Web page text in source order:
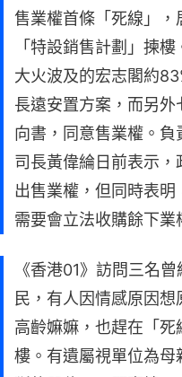
售業權首條「死線」
「特設銷售計劃」揀
大火波及的宏志閣約
長遠安置方案，而另
向書，同意售業權。負
司長黃偉綸日前表示
出售業權，但同時表
需要會立法收購餘下業
《香港01》訪問三名
民，有人因情感原因
高齡嫲嫲，也趕在「
樓。有遺屬視單位為